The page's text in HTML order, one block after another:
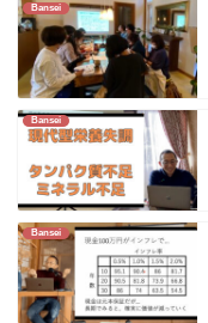
Bansei
Bansei
Bansei